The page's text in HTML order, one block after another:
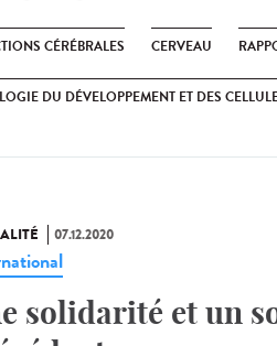
CÉRÉBRALES CERVEAU
DU DÉVELOPPEMENT ET DES
07.12.2020
solidarité et un